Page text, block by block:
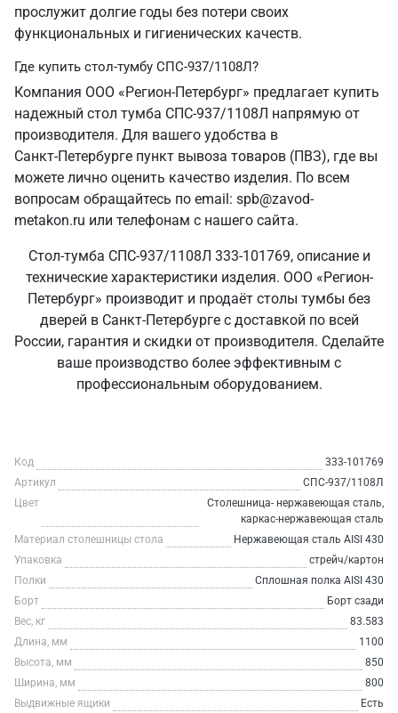
прослужит долгие годы без потери своих
функциональных и гигиенических качеств.
Где купить стол-тумбу СПС-937/1108Л?
Компания ООО «Регион-Петербург» предлагает купить
надежный стол тумба СПС-937/1108Л напрямую от
производителя. Для вашего удобства в
Санкт‑Петербурге пункт вывоза товаров (ПВЗ), где вы
можете лично оценить качество изделия. По всем
вопросам обращайтесь по email: spb@zavod-
metakon.ru или телефонам с нашего сайта.
Стол-тумба СПС-937/1108Л 333-101769, описание и
технические характеристики изделия. ООО «Регион-
Петербург» производит и продаёт столы тумбы без
дверей в Санкт‑Петербурге с доставкой по всей
России, гарантия и скидки от производителя. Сделайте
ваше производство более эффективным с
профессиональным оборудованием.
Код
333-101769
Артикул
СПС-937/1108Л
Цвет
Столешница- нержавеющая сталь,
каркас-нержавеющая сталь
Материал столешницы стола
Нержавеющая сталь AISI 430
Упаковка
стрейч/картон
Полки
Сплошная полка AISI 430
Борт
Борт сзади
Вес, кг
83.583
Длина, мм
1100
Высота, мм
850
Ширина, мм
800
Выдвижные ящики
Есть